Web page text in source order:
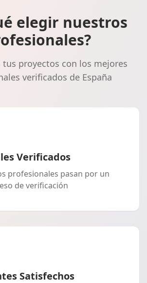
elegir nuestros
tus proyectos con los mejores
verificados de España
Verificados
profesionales pasan por un
de verificación
Satisfechos